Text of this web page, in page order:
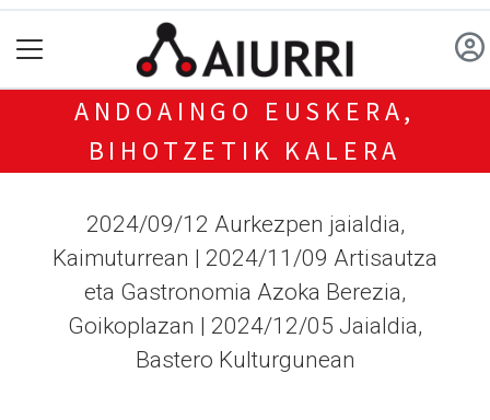
ANDOAINGO EUSKERA,
BIHOTZETIK KALERA
2024/09/12 Aurkezpen jaialdia,
Kaimuturrean | 2024/11/09 Artisautza
eta Gastronomia Azoka Berezia,
Goikoplazan | 2024/12/05 Jaialdia,
Bastero Kulturgunean